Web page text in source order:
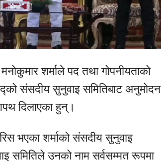
शर्माले पद तथा गोपनीयताको
संसदीय सुनुवाइ समितिबाट अनुमोदन
दिलाएका हुन्।
भएका शर्माको संसदीय सुनुवाइ
समितिले उनको नाम सर्वसम्मत रूपमा